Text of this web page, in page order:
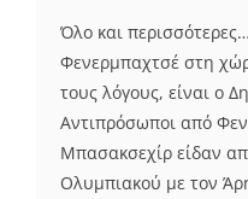
Όλο και
Φενερμπαχτσέ στη
τους λόγους, είναι ο
Aντιπρόσωποι από
Μπασακσεχίρ είδαν
Ολυμπιακού με τον